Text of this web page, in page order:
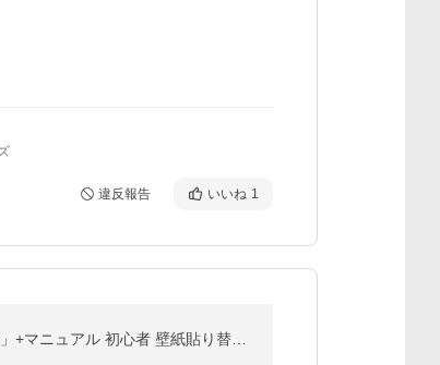
違反報告 いいね 1